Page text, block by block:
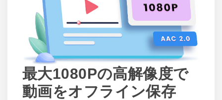
最大1080Pの高解像度で
動画をオフライン保存